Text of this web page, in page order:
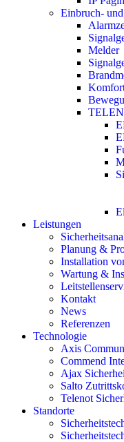
Einbruch-
Melder
Leistungen
Planung &
Installation
Wartung &
Kontakt
News
Referenzen
Technologie
Axis
Commend
Ajax
Salto
Telenot
Standorte